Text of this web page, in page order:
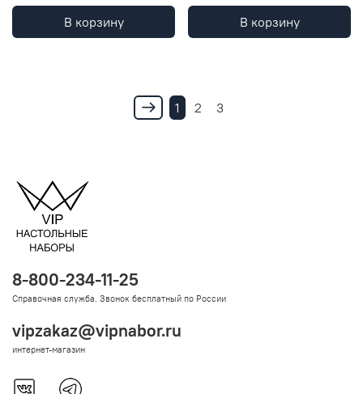
В корзину В корзину
1 2 3
8-800-234-11-25
Справочная служба. Звонок бесплатный по России
vipzakaz@vipnabor.ru
интернет-магазин